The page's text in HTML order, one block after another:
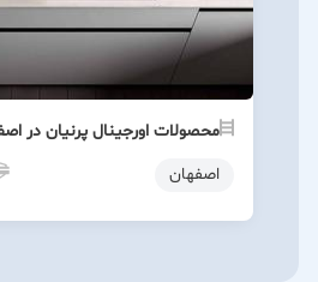
محصولات اورجینال پرنیان در
اصفهان